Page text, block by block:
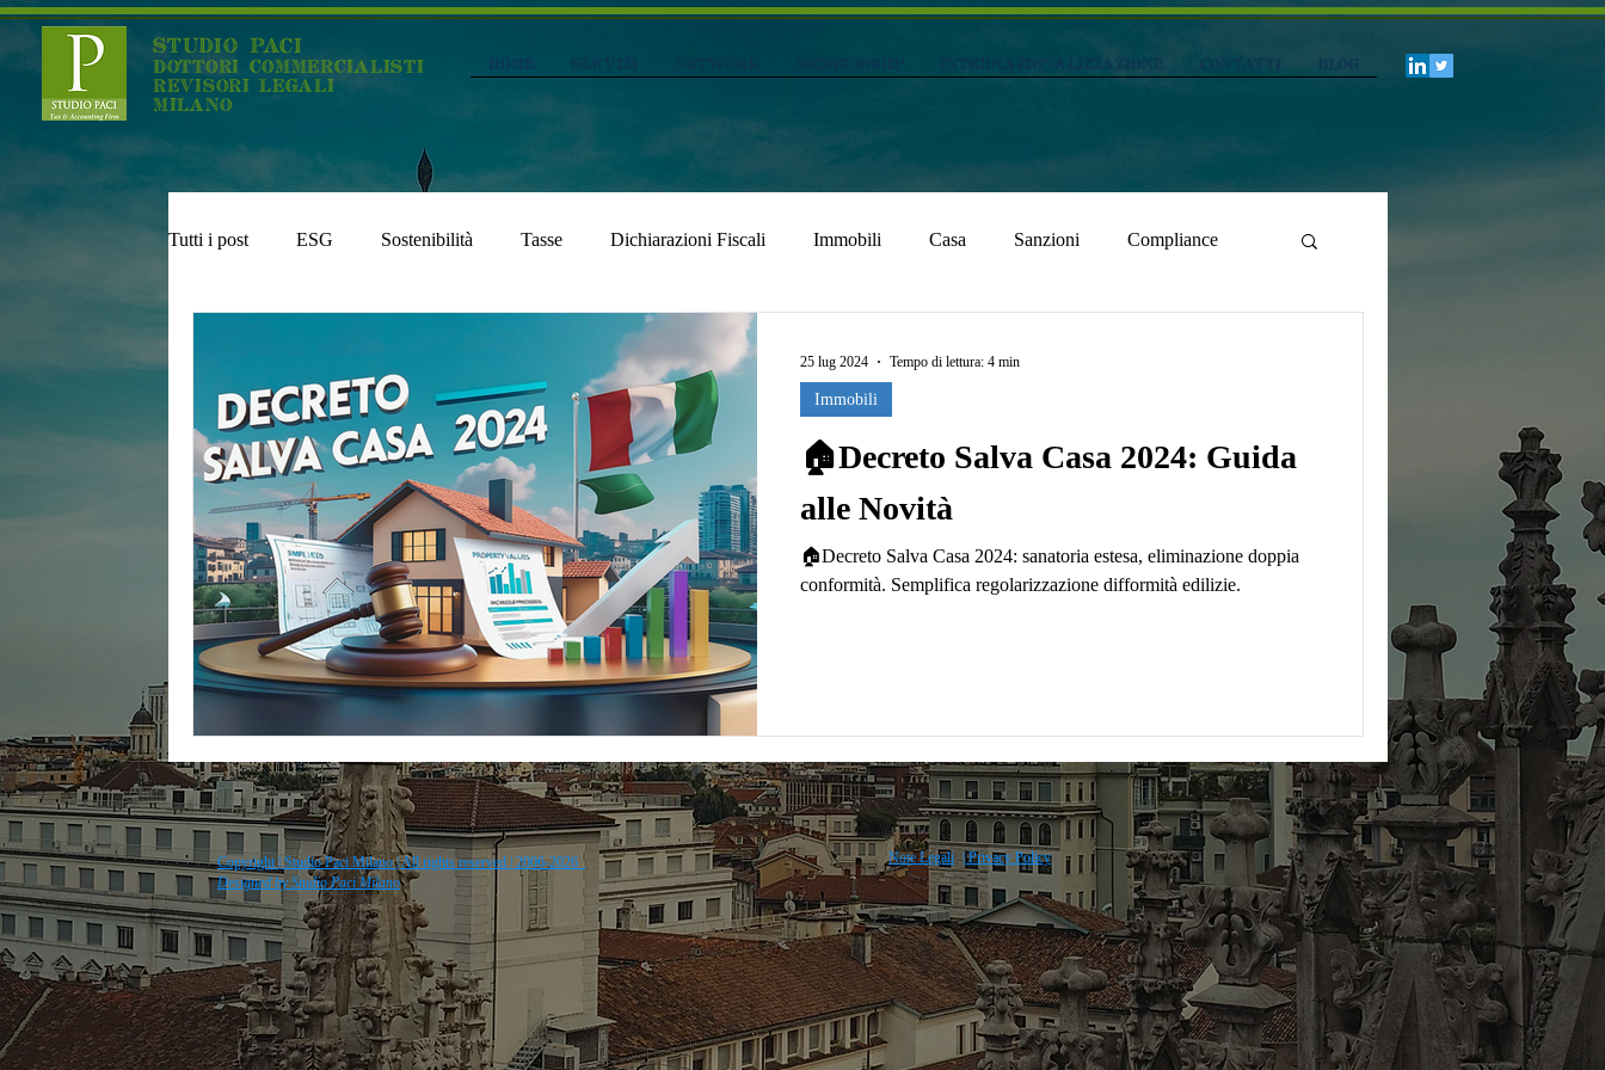
STUDIO PACI
DOTTORI COMMERCIALISTI
REVISORI LEGALI
MILANO
Home Internazionalizzazione Blog
Tutti i post ESG Sostenibilità Tasse Dichiarazioni Fiscali Immobili Casa Sanzioni Compliance
🏠Decreto Salva Casa 2024: Guida
alle Novità
🏠Decreto Salva Casa 2024: sanatoria estesa, eliminazione doppia
conformità. Semplifica regolarizzazione difformità edilizie.
Immobili
25 lug 2024 Tempo di lettura: 4 min
Copyright | Studio Paci Milano | All rights reserved | 2006-2026
Designed by Studio Paci Milano
Note Legali | Privacy Policy